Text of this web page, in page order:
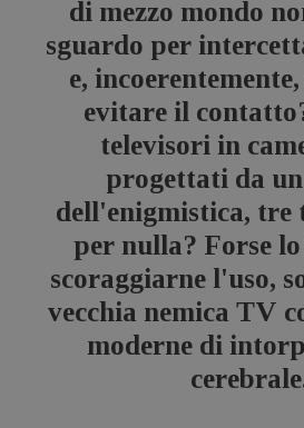
di mezzo mondo
sguardo per
e,
evitare il
televisori in
progettati da
dell'enigmistica, tre
per nulla? Forse
scoraggiarne l'uso,
vecchia nemica TV
moderne di